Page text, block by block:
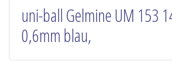
uni-ball Gelmine UM 153
0,6mm blau,